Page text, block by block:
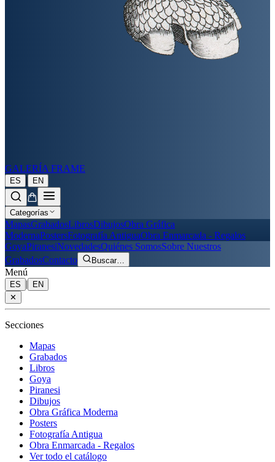
GALERÍA FRAME
ES | EN
Categorías
MapasGrabadosLibrosDibujosObra Gráfica
ModernaPostersFotografía AntiguaObra Enmarcada - Regalos
GoyaPiranesiNovedadesQuiénes SomosSobre Nuestros
GrabadosContacto Buscar…
Menú
ES |
EN
✕
Secciones
Mapas
Grabados
Libros
Goya
Piranesi
Dibujos
Obra Gráfica Moderna
Posters
Fotografía Antigua
Obra Enmarcada - Regalos
Ver todo el catálogo